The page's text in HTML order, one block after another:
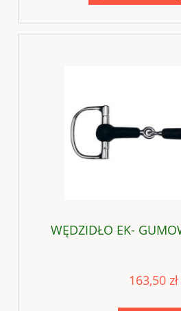
WĘDZIDŁO EK-
163,50 zł